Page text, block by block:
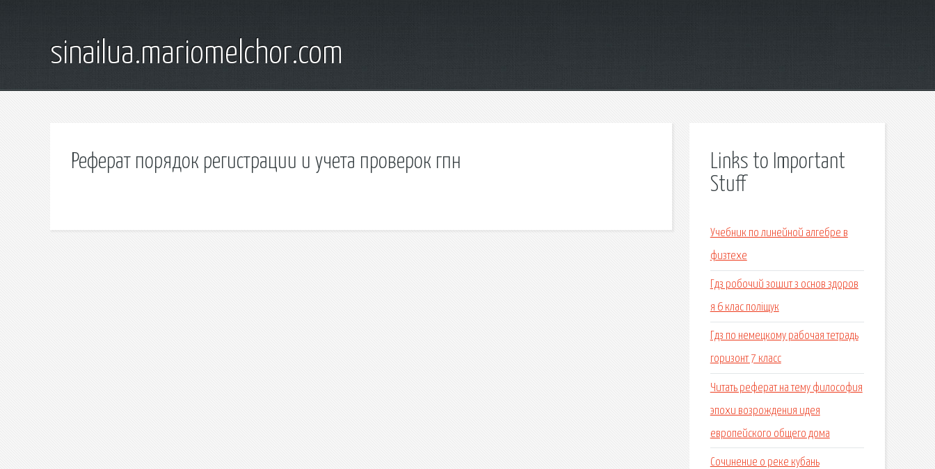
sinailua.mariomelchor.com
Реферат порядок регистрации и учета проверок гпн
Links to Important
Stuff
Учебник по линейной алгебре в
физтехе
Гдз робочий зошит з основ здоров
я 6 клас поліщук
Гдз по немецкому рабочая тетрадь
горизонт 7 класс
Читать реферат на тему философия
эпохи возрождения идея
европейского общего дома
Сочинение о реке кубань